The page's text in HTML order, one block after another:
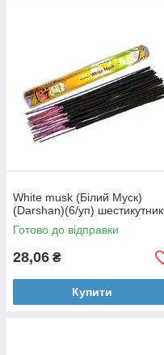
White musk (Білий Муск)
(Darshan)(6/уп) шестикутник
Готово до відправки
28,06 ₴
Купити